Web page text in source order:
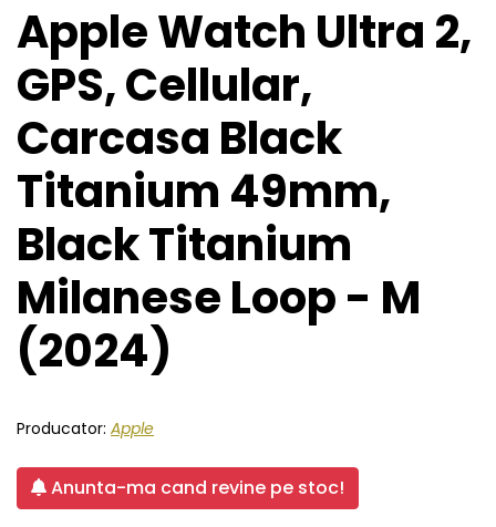
Apple Watch Ultra 2,
GPS, Cellular,
Carcasa Black
Titanium 49mm,
Black Titanium
Milanese Loop - M
(2024)
Producator: Apple
Anunta-ma cand revine pe stoc!